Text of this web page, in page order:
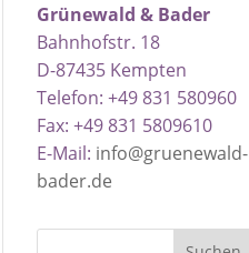
Grünewald & Bader
Bahnhofstr. 18
D-87435 Kempten
Telefon: +49 831 580960
Fax: +49 831 5809610
E-Mail: info@gruenewald-
bader.de